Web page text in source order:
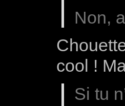
Non,
cool !
Si tu